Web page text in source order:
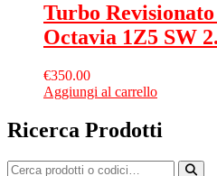
Turbo
Octavia 1Z5 SW
€350.00
Aggiungi al carrello
Ricerca Prodotti